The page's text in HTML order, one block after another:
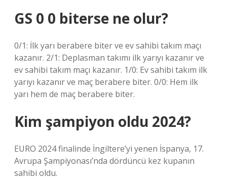
GS 0 0 biterse ne olur?
0/1: İlk yarı berabere biter ve ev sahibi takım maçı
kazanır. 2/1: Deplasman takımı ilk yarıyı kazanır ve
ev sahibi takım maçı kazanır. 1/0: Ev sahibi takım ilk
yarıyı kazanır ve maç berabere biter. 0/0: Hem ilk
yarı hem de maç berabere biter.
Kim şampiyon oldu 2024?
EURO 2024 finalinde İngiltere’yi yenen İspanya, 17.
Avrupa Şampiyonası’nda dördüncü kez kupanın
sahibi oldu.